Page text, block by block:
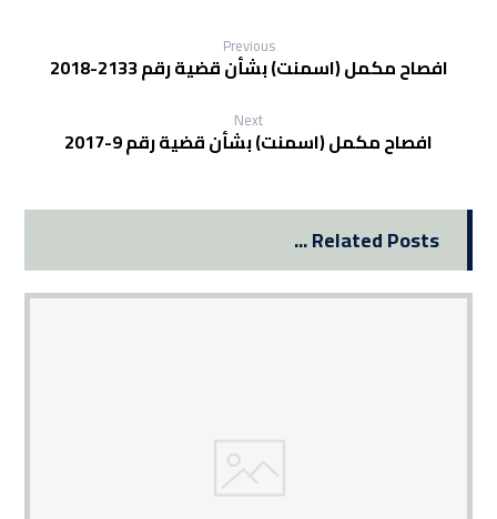
Previous
افصاح مكمل (اسمنت) بشأن قضية رقم 2133-2018
Next
افصاح مكمل (اسمنت) بشأن قضية رقم 9-2017
Related Posts ...